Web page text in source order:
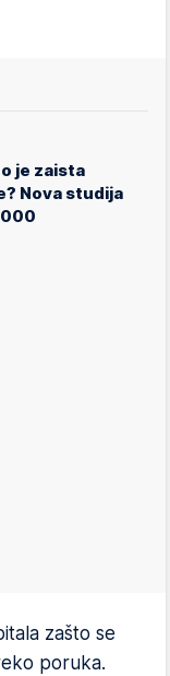
je zaista
Nova studija
zašto se
poruka.